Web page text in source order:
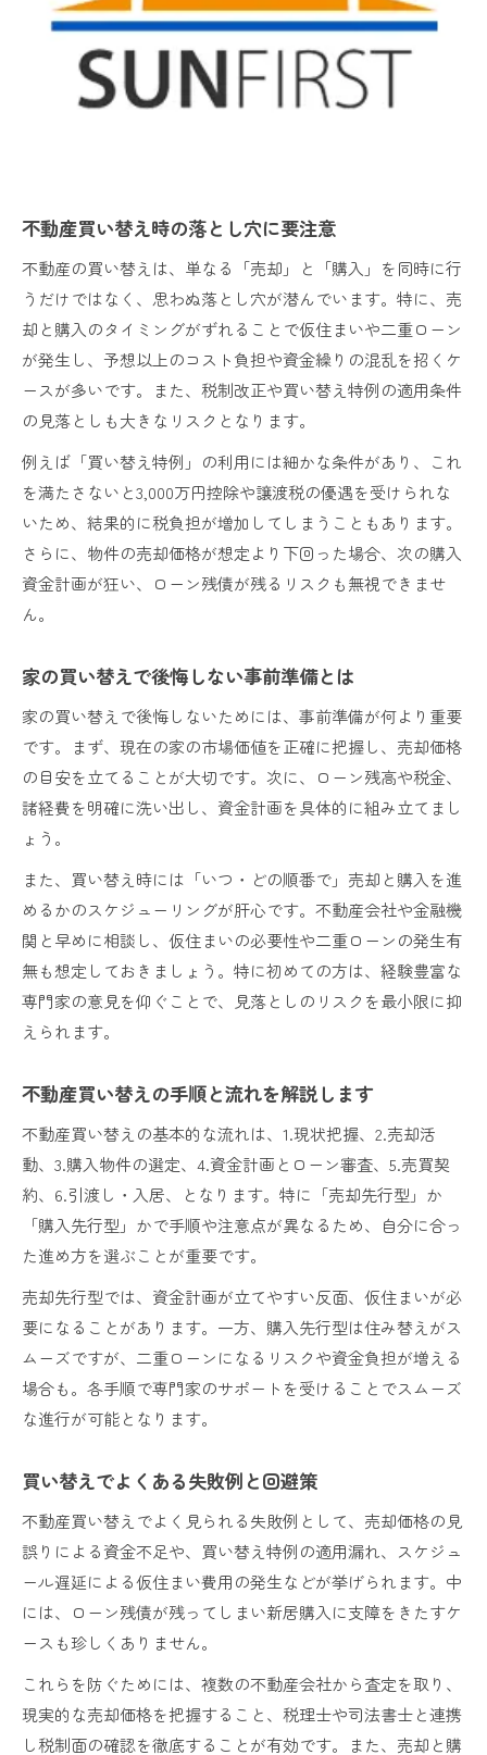
住宅ローン残債が不安な方へ伝えたい対策法
不動産買い替え時の住宅ローン残債解消法
ローン残高がある場合の買い替え注意点
買い替え時に苦労しないための事前準備とは
不動産買い替え時のスムーズな準備手順
家の買い替えでありがちな準備不足を防ぐ
買い替え手順とスケジュール管理の重要性
不動産買い替えで事前に確認すべきこと
手間を減らすための買い替え事前準備法
不動産買い替え時の節税で見落としがちな点
5年ルールが不動産買い替えに与える影響
節税を意識した買い替えタイミングの選び方
不動産買い替えで注意すべき税制改正の罠
不動産買い替え時の落とし穴に要注意
不動産の買い替えは、単なる「売却」と「購入」を同時に行
うだけではなく、思わぬ落とし穴が潜んでいます。特に、売
却と購入のタイミングがずれることで仮住まいや二重ローン
が発生し、予想以上のコスト負担や資金繰りの混乱を招くケ
ースが多いです。また、税制改正や買い替え特例の適用条件
の見落としも大きなリスクとなります。
例えば「買い替え特例」の利用には細かな条件があり、これ
を満たさないと3,000万円控除や譲渡税の優遇を受けられな
いため、結果的に税負担が増加してしまうこともあります。
さらに、物件の売却価格が想定より下回った場合、次の購入
資金計画が狂い、ローン残債が残るリスクも無視できませ
ん。
家の買い替えで後悔しない事前準備とは
家の買い替えで後悔しないためには、事前準備が何より重要
です。まず、現在の家の市場価値を正確に把握し、売却価格
の目安を立てることが大切です。次に、ローン残高や税金、
諸経費を明確に洗い出し、資金計画を具体的に組み立てまし
ょう。
また、買い替え時には「いつ・どの順番で」売却と購入を進
めるかのスケジューリングが肝心です。不動産会社や金融機
関と早めに相談し、仮住まいの必要性や二重ローンの発生有
無も想定しておきましょう。特に初めての方は、経験豊富な
専門家の意見を仰ぐことで、見落としのリスクを最小限に抑
えられます。
不動産買い替えの手順と流れを解説します
不動産買い替えの基本的な流れは、1.現状把握、2.売却活
動、3.購入物件の選定、4.資金計画とローン審査、5.売買契
約、6.引渡し・入居、となります。特に「売却先行型」か
「購入先行型」かで手順や注意点が異なるため、自分に合っ
た進め方を選ぶことが重要です。
売却先行型では、資金計画が立てやすい反面、仮住まいが必
要になることがあります。一方、購入先行型は住み替えがス
ムーズですが、二重ローンになるリスクや資金負担が増える
場合も。各手順で専門家のサポートを受けることでスムーズ
な進行が可能となります。
買い替えでよくある失敗例と回避策
不動産買い替えでよく見られる失敗例として、売却価格の見
誤りによる資金不足や、買い替え特例の適用漏れ、スケジュ
ール遅延による仮住まい費用の発生などが挙げられます。中
には、ローン残債が残ってしまい新居購入に支障をきたすケ
ースも珍しくありません。
これらを防ぐためには、複数の不動産会社から査定を取り、
現実的な売却価格を把握すること、税理士や司法書士と連携
し税制面の確認を徹底することが有効です。また、売却と購